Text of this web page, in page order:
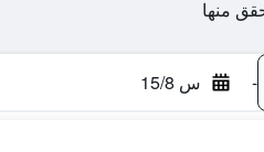
- س 15/8